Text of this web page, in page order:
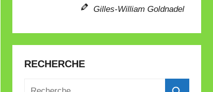
Gilles-William Goldnadel
RECHERCHE
Recherche